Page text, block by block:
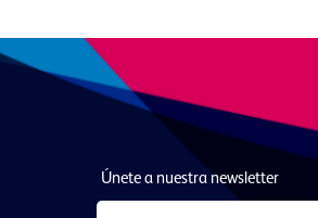
Únete a nuestra newsletter